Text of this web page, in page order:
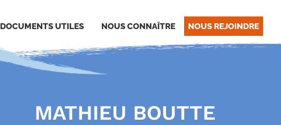
DOCUMENTS UTILES NOUS CONNAÎTRE NOUS REJOINDRE
MATHIEU BOUTTE